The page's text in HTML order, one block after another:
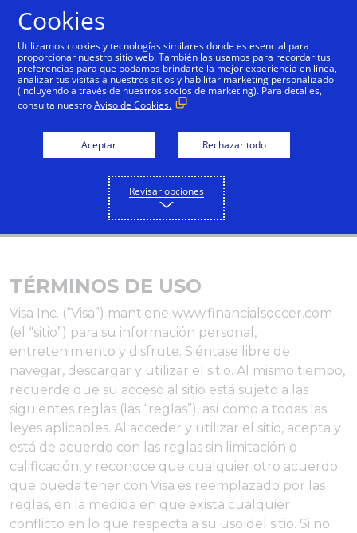
Español
TÉRMINOS DE USO
Visa Inc. (“Visa”) mantiene www.financialsoccer.com
(el “sitio”) para su información personal,
entretenimiento y disfrute. Siéntase libre de
navegar, descargar y utilizar el sitio. Al mismo tiempo,
recuerde que su acceso al sitio está sujeto a las
siguientes reglas (las “reglas”), así como a todas las
leyes aplicables. Al acceder y utilizar el sitio, acepta y
está de acuerdo con las reglas sin limitación o
calificación, y reconoce que cualquier otro acuerdo
que pueda tener con Visa es reemplazado por las
reglas, en la medida en que exista cualquier
conflicto en lo que respecta a su uso del sitio. Si no
Cookies
Utilizamos cookies y tecnologías similares donde es esencial para
proporcionar nuestro sitio web. También las usamos para recordar tus
preferencias para que podamos brindarte la mejor experiencia en línea,
analizar tus visitas a nuestros sitios y habilitar marketing personalizado
(incluyendo a través de nuestros socios de marketing). Para detalles,
consulta nuestroAviso de Cookies.
Aceptar Rechazar todo
Revisar opciones